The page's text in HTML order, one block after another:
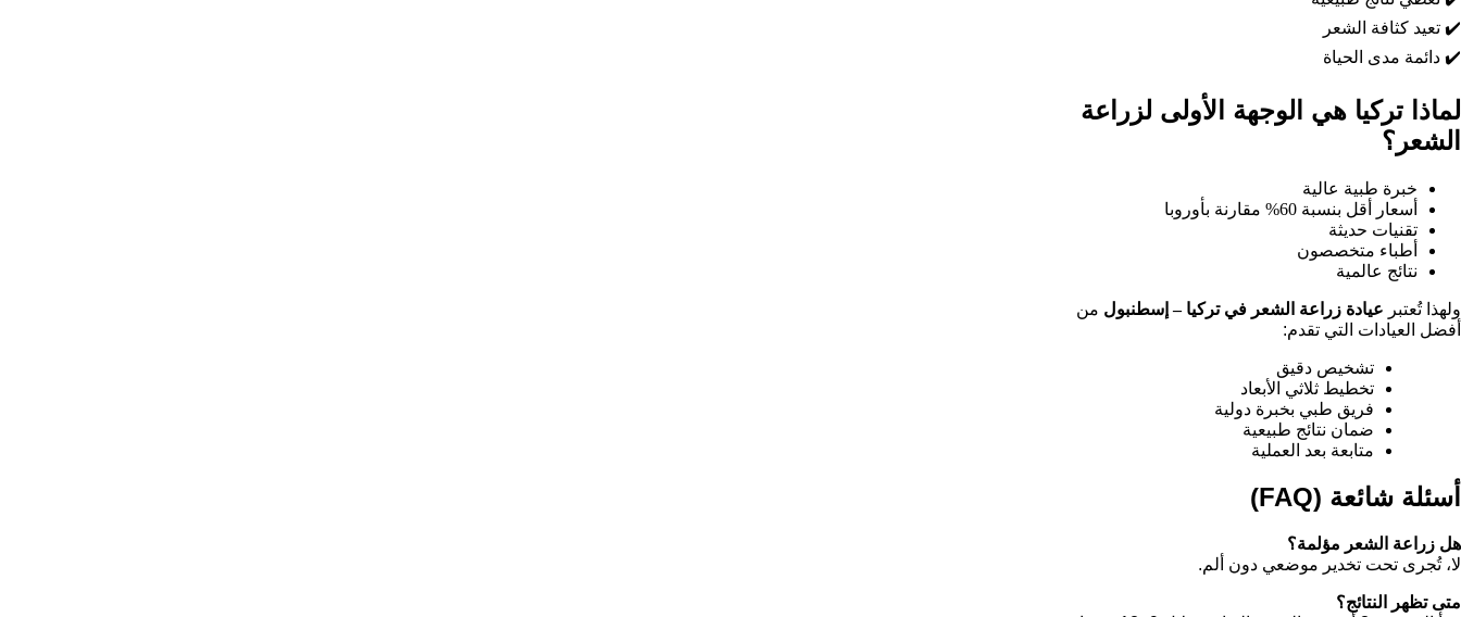
✔️ تعيد كثافة الشعر
✔️ دائمة مدى الحياة
لماذا تركيا هي الوجهة الأولى لزراعة
الشعر؟
خبرة طبية عالية
أسعار أقل بنسبة 60% مقارنة بأوروبا
تقنيات حديثة
أطباء متخصصون
نتائج عالمية
ولهذا تُعتبر عيادة زراعة الشعر في تركيا – إسطنبول من
أفضل العيادات التي تقدم:
تشخيص دقيق
تخطيط ثلاثي الأبعاد
فريق طبي بخبرة دولية
ضمان نتائج طبيعية
متابعة بعد العملية
أسئلة شائعة (FAQ)
هل زراعة الشعر مؤلمة؟
لا، تُجرى تحت تخدير موضعي دون ألم.
متى تظهر النتائج؟